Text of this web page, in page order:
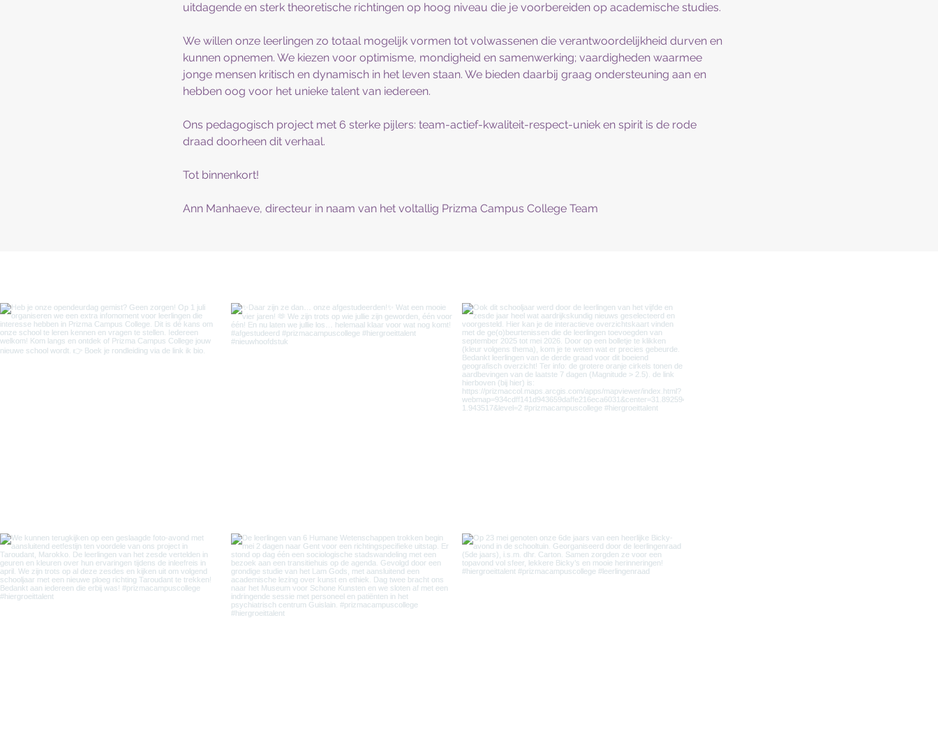
uitdagende en sterk theoretische richtingen op hoog niveau die je voorbereiden op academische studies.
We willen onze leerlingen zo totaal mogelijk vormen tot volwassenen die verantwoordelijkheid durven en
kunnen opnemen. We kiezen voor optimisme, mondigheid en samenwerking; vaardigheden waarmee
jonge mensen kritisch en dynamisch in het leven staan. We bieden daarbij graag ondersteuning aan en
hebben oog voor het unieke talent van iedereen.
Ons pedagogisch project met 6 sterke pijlers: team-actief-kwaliteit-respect-uniek en spirit is de rode
draad doorheen dit verhaal.
Tot binnenkort!
Ann Manhaeve, directeur in naam van het voltallig Prizma Campus College Team